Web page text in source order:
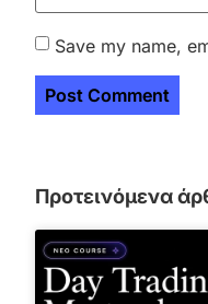
Save my name,
Προτεινόμενα